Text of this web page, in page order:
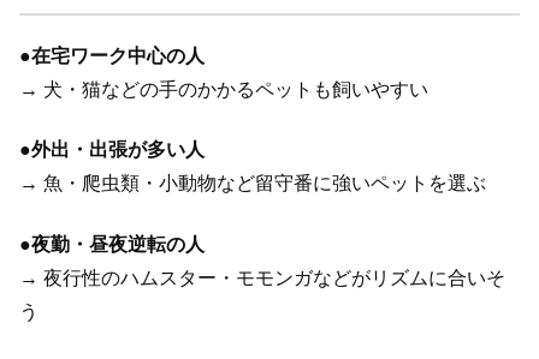
●在宅ワーク中心の人
→ 犬・猫などの手のかかるペットも飼いやすい
●外出・出張が多い人
→ 魚・爬虫類・小動物など留守番に強いペットを選ぶ
●夜勤・昼夜逆転の人
→ 夜行性のハムスター・モモンガなどがリズムに合いそ
う